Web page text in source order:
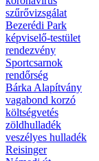
szűrővizsgálat
Bezerédi Park
képviselő-testület
rendezvény
Sportcsarnok
rendőrség
Bárka Alapítvány
vagabond korzó
költségvetés
zöldhulladék
veszélyes hulladék
Reisinger